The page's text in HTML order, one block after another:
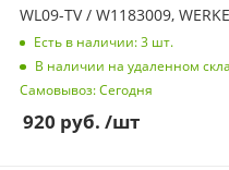
WL09-TV / W1183009,
Есть в наличии: 3 шт.
В наличии на удаленном
Самовывоз: Сегодня
920 руб. /шт